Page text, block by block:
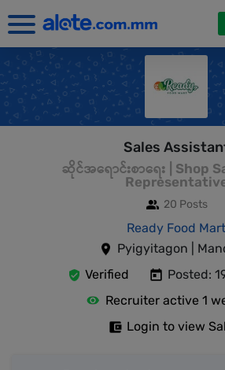
Sales
ဆိုင်အရောင်းစာရေး | Shop
20 Posts
Ready Food Mart
Pyigyitagon |
Verified
Posted:
Recruiter active 1
Login to view